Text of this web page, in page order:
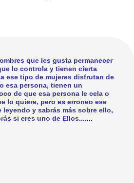
que les gusta permanecer
lo controla y tienen cierta
ese tipo de mujeres disfrutan de
esa persona, tienen un
de que esa persona le cela o
lo quiere, pero es erroneo ese
leyendo y sabrás más sobre ello,
si eres uno de Ellos.......